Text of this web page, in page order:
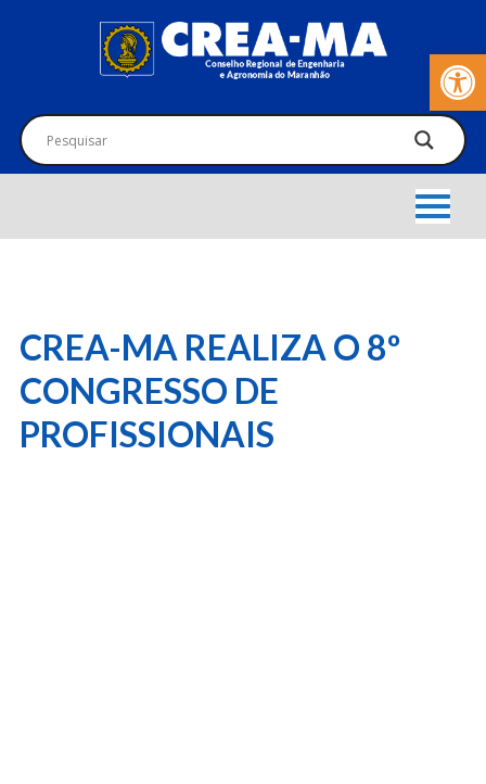
Barra de
CREA-MA REALIZA O 8º
CONGRESSO DE
PROFISSIONAIS